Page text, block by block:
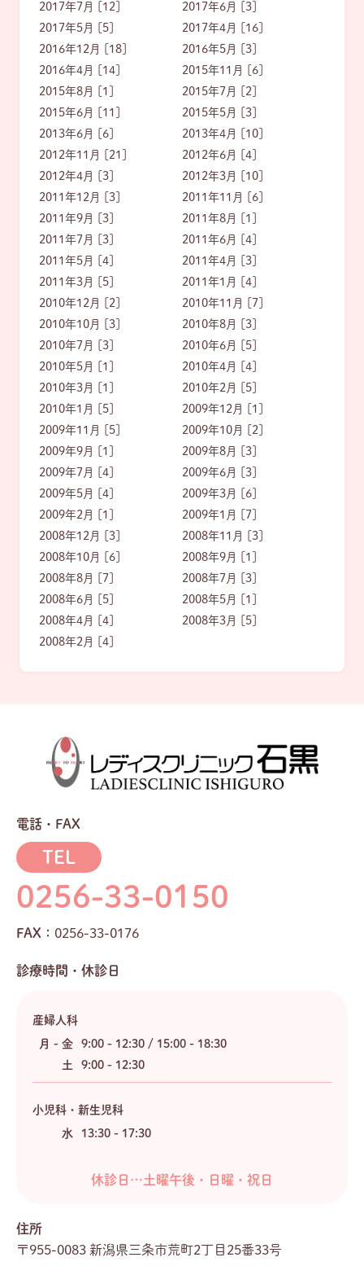
2017年7月 [12]
2017年6月 [3]
2017年5月 [5]
2017年4月 [16]
2016年12月 [18]
2016年5月 [3]
2016年4月 [14]
2015年11月 [6]
2015年8月 [1]
2015年7月 [2]
2015年6月 [11]
2015年5月 [3]
2013年6月 [6]
2013年4月 [10]
2012年11月 [21]
2012年6月 [4]
2012年4月 [3]
2012年3月 [10]
2011年12月 [3]
2011年11月 [6]
2011年9月 [3]
2011年8月 [1]
2011年7月 [3]
2011年6月 [4]
2011年5月 [4]
2011年4月 [3]
2011年3月 [5]
2011年1月 [4]
2010年12月 [2]
2010年11月 [7]
2010年10月 [3]
2010年8月 [3]
2010年7月 [3]
2010年6月 [5]
2010年5月 [1]
2010年4月 [4]
2010年3月 [1]
2010年2月 [5]
2010年1月 [5]
2009年12月 [1]
2009年11月 [5]
2009年10月 [2]
2009年9月 [1]
2009年8月 [3]
2009年7月 [4]
2009年6月 [3]
2009年5月 [4]
2009年3月 [6]
2009年2月 [1]
2009年1月 [7]
2008年12月 [3]
2008年11月 [3]
2008年10月 [6]
2008年9月 [1]
2008年8月 [7]
2008年7月 [3]
2008年6月 [5]
2008年5月 [1]
2008年4月 [4]
2008年3月 [5]
2008年2月 [4]
電話・FAX
TEL
0256-33-0150
FAX： 0256-33-0176
診療時間・休診日
産婦人科
月 - 金
9:00 - 12:30 / 15:00 - 18:30
土
9:00 - 12:30
小児科・新生児科
水 13:30 - 17:30
休診日…土曜午後・日曜・祝日
住所
〒955-0083 新潟県三条市荒町2丁目25番33号